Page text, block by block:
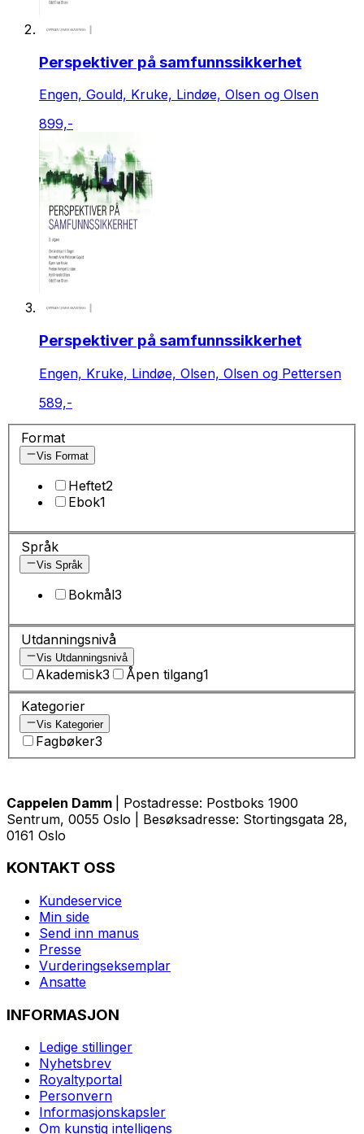
Perspektiver på samfunnssikkerhet
Engen, Gould, Kruke, Lindøe, Olsen og Olsen
899,-
Perspektiver på samfunnssikkerhet
Engen, Kruke, Lindøe, Olsen, Olsen og Pettersen
589,-
Format
Vis Format
Heftet2
Ebok1
Språk
Vis Språk
Bokmål3
Utdanningsnivå
Vis Utdanningsnivå
Akademisk3 Åpen tilgang1
Kategorier
Vis Kategorier
Fagbøker3
Cappelen Damm
| Postadresse: Postboks 1900
Sentrum, 0055 Oslo | Besøksadresse: Stortingsgata 28,
0161 Oslo
KONTAKT OSS
Kundeservice
Min side
Send inn manus
Presse
Vurderingseksemplar
Ansatte
INFORMASJON
Ledige stillinger
Nyhetsbrev
Royaltyportal
Personvern
Informasjonskapsler
Om kunstig intelligens